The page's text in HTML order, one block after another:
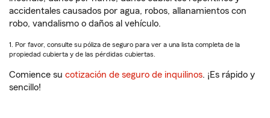
accidentales causados por agua, robos, allanamientos con
robo, vandalismo o daños al vehículo.
1. Por favor, consulte su póliza de seguro para ver a una lista completa de la
propiedad cubierta y de las pérdidas cubiertas.
Comience su cotización de seguro de inquilinos. ¡Es rápido y
sencillo!